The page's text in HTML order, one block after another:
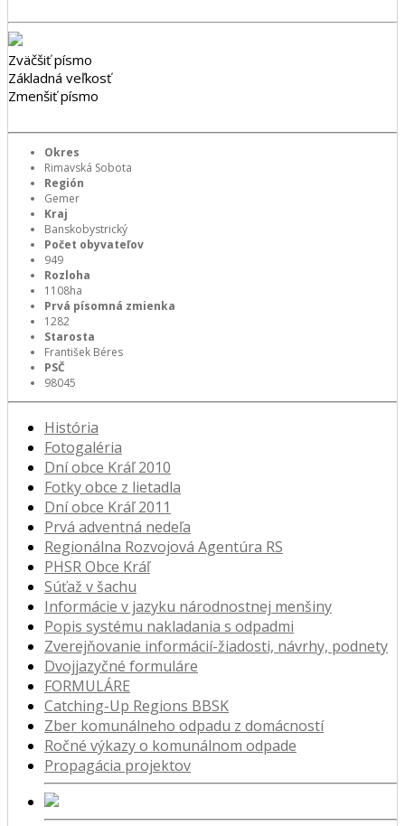
Zväčšiť písmo
Základná veľkosť
Zmenšiť písmo
Okres
Rimavská Sobota
Región
Gemer
Kraj
Banskobystrický
Počet obyvateľov
949
Rozloha
1108ha
Prvá písomná zmienka
1282
Starosta
František Béres
PSČ
98045
História
Fotogaléria
Dní obce Kráľ 2010
Fotky obce z lietadla
Dní obce Kráľ 2011
Prvá adventná nedeľa
Regionálna Rozvojová Agentúra RS
PHSR Obce Kráľ
Súťaž v šachu
Informácie v jazyku národnostnej menšiny
Popis systému nakladania s odpadmi
Zverejňovanie informácií-žiadosti, návrhy, podnety
Dvojjazyčné formuláre
FORMULÁRE
Catching-Up Regions BBSK
Zber komunálneho odpadu z domácností
Ročné výkazy o komunálnom odpade
Propagácia projektov